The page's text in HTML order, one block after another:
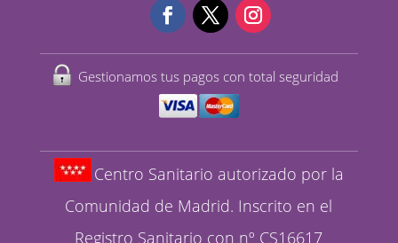
Gestionamos tus pagos con total seguridad
Centro Sanitario autorizado por la
Comunidad de Madrid. Inscrito en el
Registro Sanitario con nº CS16617